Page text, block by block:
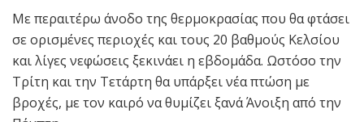
Με περαιτέρω άνοδο της θερμοκρασίας που θα φτάσει
σε ορισμένες περιοχές και τους 20 βαθμούς Κελσίου
και λίγες νεφώσεις ξεκινάει η εβδομάδα. Ωστόσο την
Τρίτη και την Τετάρτη θα υπάρξει νέα πτώση με
βροχές, με τον καιρό να θυμίζει ξανά Άνοιξη από την